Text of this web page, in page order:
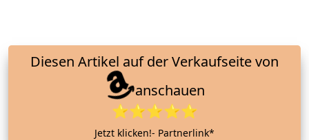
anschauen
⭐⭐⭐⭐⭐
Jetzt klicken!- Partnerlink*